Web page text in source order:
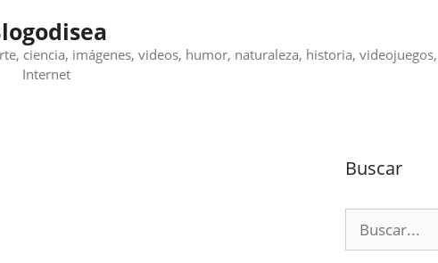
ciencia, imágenes, videos, humor, naturaleza, historia,
Internet
Buscar